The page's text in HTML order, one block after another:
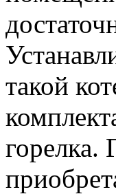
такой
горелка.